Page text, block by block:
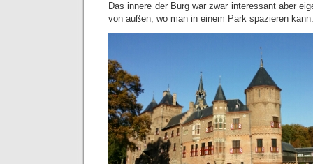
Das innere der Burg war zwar interessant aber
von außen, wo man in einem Park spazieren kann.